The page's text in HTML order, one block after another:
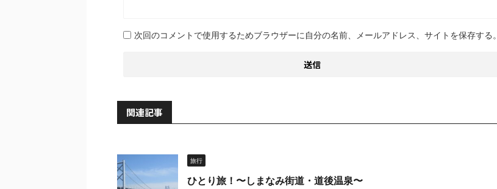
次回のコメントで使用するためブラウザーに自分の名前、メールアドレス、サイトを保存する。
関連記事
旅行
ひとり旅！〜しまなみ街道・道後温泉〜